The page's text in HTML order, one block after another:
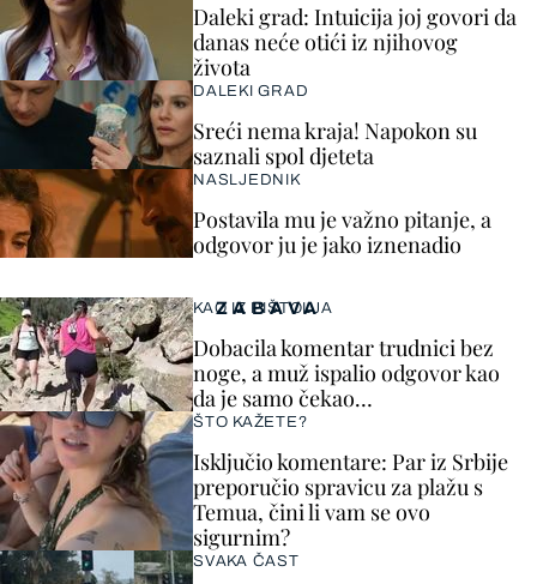
ZABAVA
KAO IZ PIŠTOLJA
Dobacila komentar trudnici bez
noge, a muž ispalio odgovor kao
da je samo čekao…
ŠTO KAŽETE?
Isključio komentare: Par iz Srbije
preporučio spravicu za plažu s
Temua, čini li vam se ovo
sigurnim?
SVAKA ČAST
Daleki grad: Intuicija joj govori da
danas neće otići iz njihovog
života
DALEKI GRAD
Sreći nema kraja! Napokon su
saznali spol djeteta
NASLJEDNIK
Postavila mu je važno pitanje, a
odgovor ju je jako iznenadio